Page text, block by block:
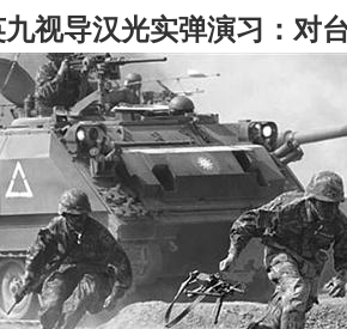
九视导汉光实弹演习：对